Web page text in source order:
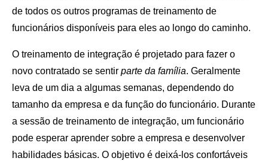
de todos os outros programas de treinamento de
funcionários disponíveis para eles ao longo do caminho.
O treinamento de integração é projetado para fazer o
novo contratado se sentir parte da família. Geralmente
leva de um dia a algumas semanas, dependendo do
tamanho da empresa e da função do funcionário. Durante
a sessão de treinamento de integração, um funcionário
pode esperar aprender sobre a empresa e desenvolver
habilidades básicas. O objetivo é deixá-los confortáveis ​​